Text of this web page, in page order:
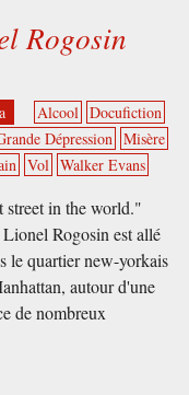
Rogosin
Alcool Docufiction
Dépression Misère
Vol Walker Evans
street in the world."
Rogosin est allé
le quartier new-yorkais
autour d'une
de nombreux